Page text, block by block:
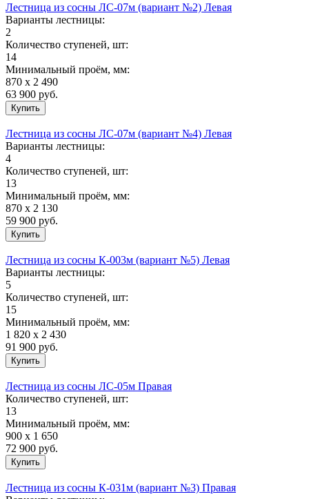
Лестница из сосны ЛС-07м (вариант №2) Левая
Варианты лестницы:
2
Количество ступеней, шт:
14
Минимальный проём, мм:
870 х 2 490
63 900 руб.
Лестница из сосны ЛС-07м (вариант №4) Левая
Варианты лестницы:
4
Количество ступеней, шт:
13
Минимальный проём, мм:
870 х 2 130
59 900 руб.
Лестница из сосны К-003м (вариант №5) Левая
Варианты лестницы:
5
Количество ступеней, шт:
15
Минимальный проём, мм:
1 820 х 2 430
91 900 руб.
Лестница из сосны ЛС-05м Правая
Количество ступеней, шт:
13
Минимальный проём, мм:
900 х 1 650
72 900 руб.
Лестница из сосны К-031м (вариант №3) Правая